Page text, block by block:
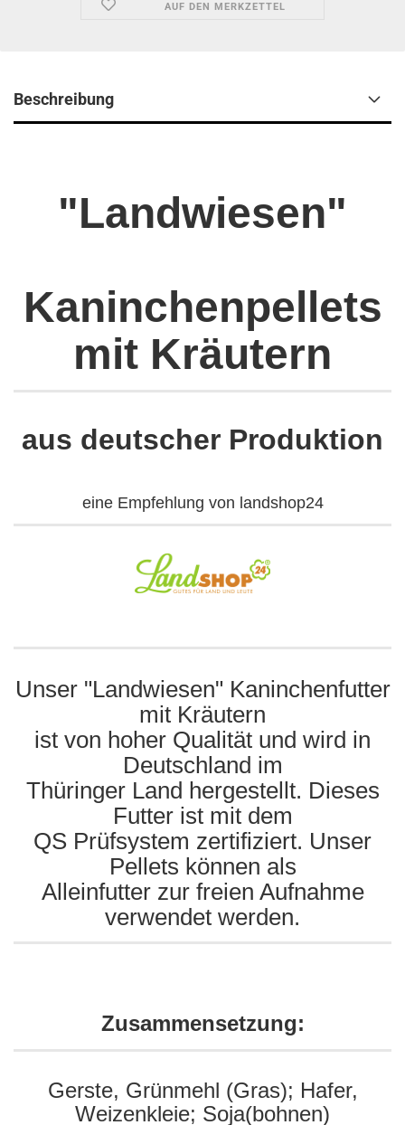
AUF DEN MERKZETTEL
Beschreibung
"Landwiesen"
Kaninchenpellets
mit Kräutern
aus deutscher Produktion
eine Empfehlung von landshop24
Unser "Landwiesen" Kaninchenfutter
mit Kräutern
ist von hoher Qualität und wird in
Deutschland im
Thüringer Land hergestellt. Dieses
Futter ist mit dem
QS Prüfsystem zertifiziert. Unser
Pellets können als
Alleinfutter zur freien Aufnahme
verwendet werden.
Zusammensetzung:
Gerste, Grünmehl (Gras); Hafer,
Weizenkleie; Soja(bohnen)